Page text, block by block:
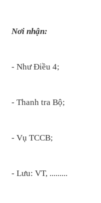
Nơi nhận:
- Như Điều 4;
- Thanh tra Bộ;
- Vụ TCCB;
- Lưu: VT, .........